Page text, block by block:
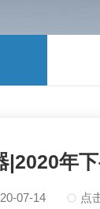
|2020年
07-14 点